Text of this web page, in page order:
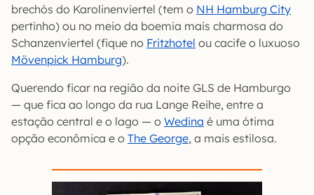
brechós do Karolinenviertel (tem o NH Hamburg City
pertinho) ou no meio da boemia mais charmosa do
Schanzenviertel (fique no Fritzhotel ou cacife o luxuoso
Mövenpick Hamburg).
Querendo ficar na região da noite GLS de Hamburgo
— que fica ao longo da rua Lange Reihe, entre a
estação central e o lago — o Wedina é uma ótima
opção econômica e o The George, a mais estilosa.